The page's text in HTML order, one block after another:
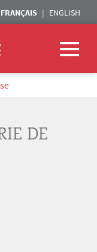
FRANÇAIS ENGLISH
DE